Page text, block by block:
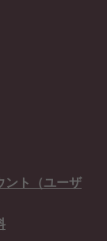
ント（ユーザ